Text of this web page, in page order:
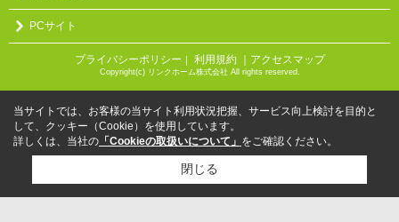
PCサイト
プライバシーポリシー 利用規約 ｜アクセスマップ
Copyright(c) リンクホーム株式会社 All rights reserved.
当サイトでは、お客様の当サイト利用状況把握、サービス向上検討を目的と
して、クッキー（Cookie）を使用しています。
詳しくは、当社の 「Cookieの取扱いについて」 をご確認ください。
閉じる